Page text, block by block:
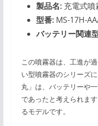
製品名:充電式噴
型番:MS-17H-
バッテリー関連
この噴霧器は、工進が
い型噴霧器のシリーズ
丸」は、バッテリーや
であったと考えられま
るモデルです。